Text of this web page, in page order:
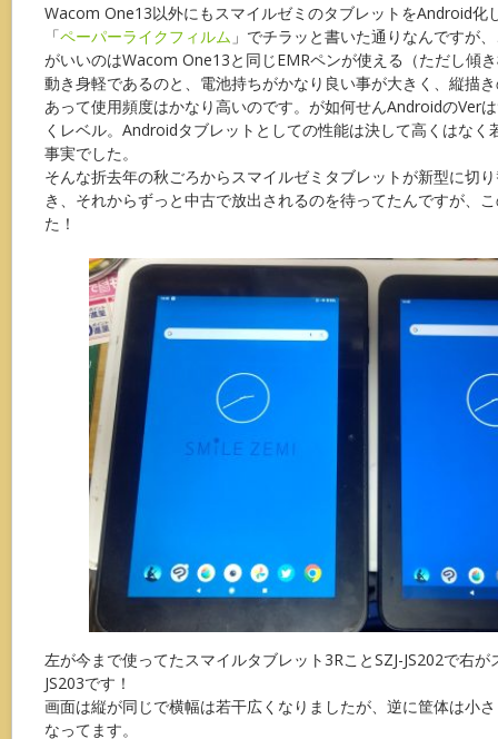
Wacom One13以外にもスマイルゼミのタブレットをAndroid化
「ペーパーライクフィルム 」でチラッと書いた通りなんですが
がいいのはWacom One13と同じEMRペンが使える（ただし傾
動き身軽であるのと、電池持ちがかなり良い事が大きく、縦描
あって使用頻度はかなり高いのです。が如何せんAndroidのVer
くレベル。Androidタブレットとしての性能は決して高くはなく
事実でした。
そんな折去年の秋ごろからスマイルゼミタブレットが新型に切
き、それからずっと中古で放出されるのを待ってたんですが、
た！
左が今まで使ってたスマイルタブレット3RことSZJ-JS202で右
JS203です！
画面は縦が同じで横幅は若干広くなりましたが、逆に筐体は小
なってます。